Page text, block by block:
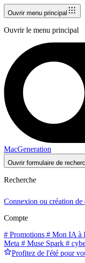
Ouvrir menu principal
Ouvrir le menu principal
MacGeneration
Ouvrir formulaire de
Recherche
Connexion ou création de
Compte
# Promotions # Mon IA à
Meta # Muse Spark #
Profitez de l'été pour